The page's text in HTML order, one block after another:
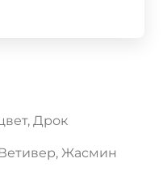
Дрок
Жасмин